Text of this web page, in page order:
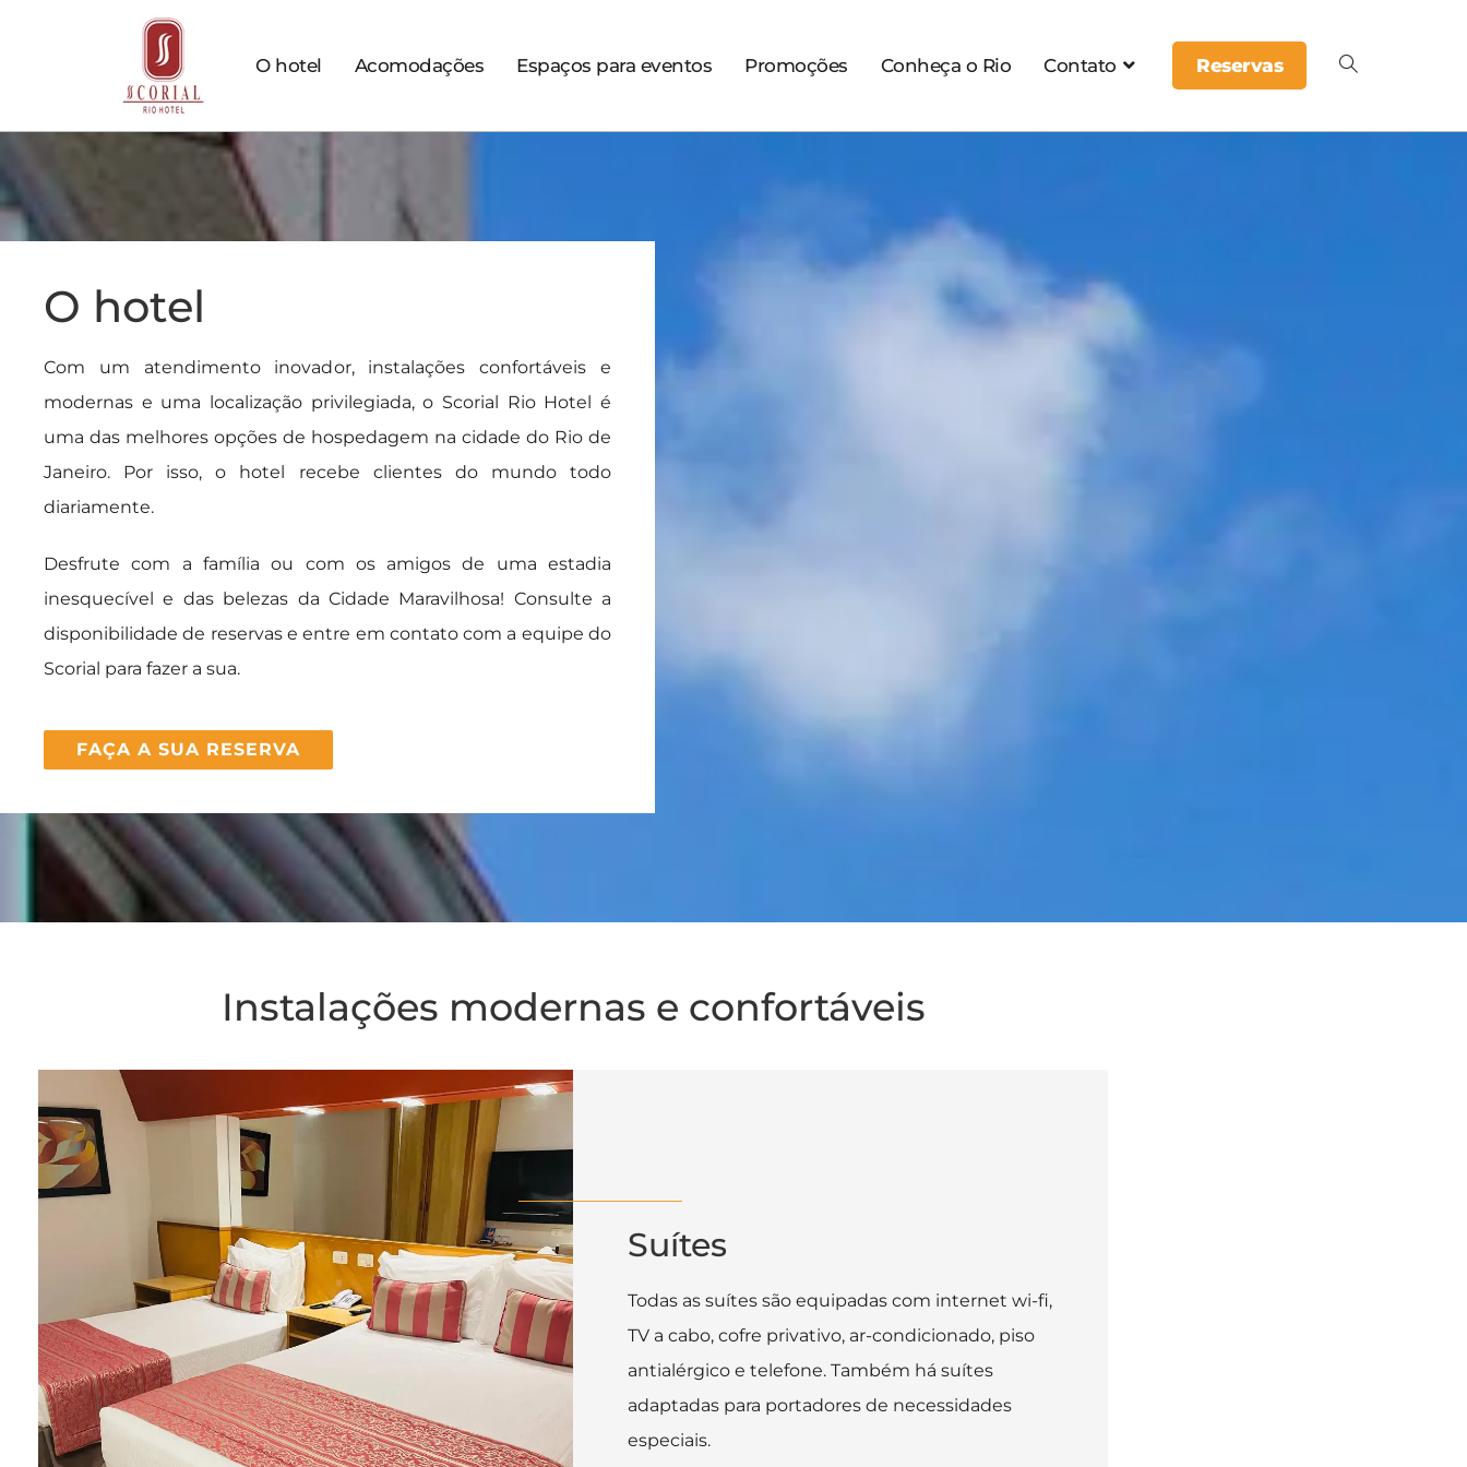
O hotel Acomodações Espaços para eventos Promoções Conheça o Rio Contato Reservas
O hotel
Com um atendimento inovador, instalações confortáveis e
modernas e uma localização privilegiada, o Scorial Rio Hotel é
uma das melhores opções de hospedagem na cidade do Rio de
Janeiro. Por isso, o hotel recebe clientes do mundo todo
diariamente.
Desfrute com a família ou com os amigos de uma estadia
inesquecível e das belezas da Cidade Maravilhosa! Consulte a
disponibilidade de reservas e entre em contato com a equipe do
Scorial para fazer a sua.
FAÇA A SUA RESERVA
Instalações modernas e confortáveis
Suítes
Todas as suítes são equipadas com internet wi-fi,
TV a cabo, cofre privativo, ar-condicionado, piso
antialérgico e telefone. Também há suítes
adaptadas para portadores de necessidades
especiais.